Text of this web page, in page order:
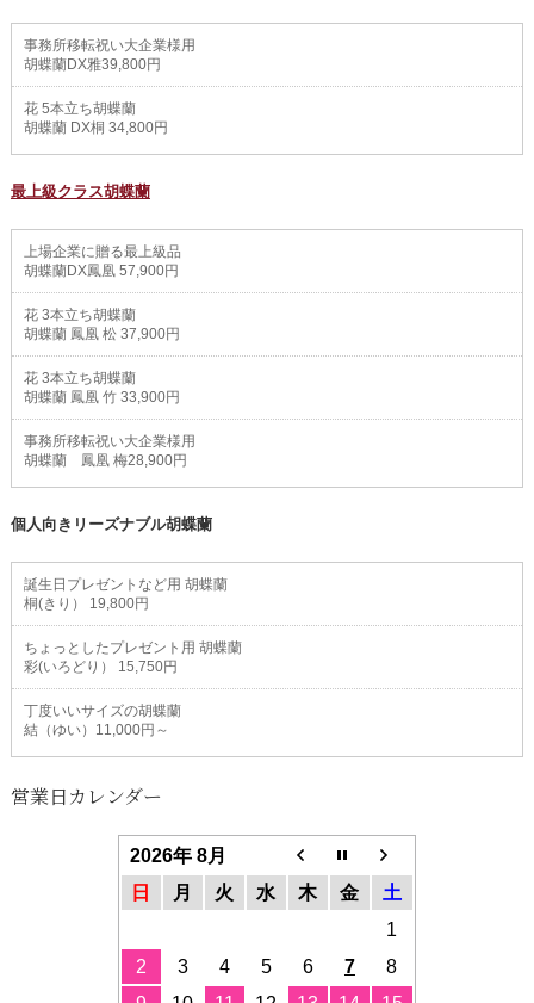
事務所移転祝い大企業様用
胡蝶蘭DX雅39,800円
花 5本立ち胡蝶蘭
胡蝶蘭 DX桐 34,800円
最上級クラス胡蝶蘭
上場企業に贈る最上級品
胡蝶蘭DX鳳凰 57,900円
花 3本立ち胡蝶蘭
胡蝶蘭 鳳凰 松 37,900円
花 3本立ち胡蝶蘭
胡蝶蘭 鳳凰 竹 33,900円
事務所移転祝い大企業様用
胡蝶蘭 鳳凰 梅28,900円
個人向きリーズナブル胡蝶蘭
誕生日プレゼントなど用 胡蝶蘭
桐(きり） 19,800円
ちょっとしたプレゼント用 胡蝶蘭
彩(いろどり） 15,750円
丁度いいサイズの胡蝶蘭
結（ゆい）11,000円～
営業日カレンダー
2026年 8月
日
月 火 水 木 金
土
1
2
3 4 5 6 7
8